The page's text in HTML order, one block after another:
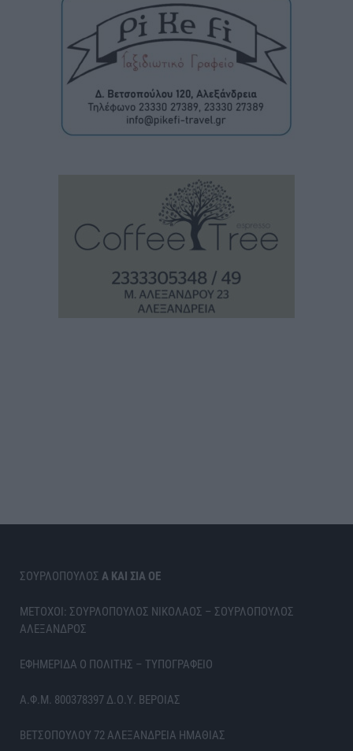
ΣΟΥΡΛΟΠΟΥΛΟΣ Α ΚΑΙ ΣΙΑ ΟΕ
ΜΕΤΟΧΟΙ: ΣΟΥΡΛΟΠΟΥΛΟΣ ΝΙΚΟΛΑΟΣ – ΣΟΥΡΛΟΠΟΥΛΟΣ
ΑΛΕΞΑΝΔΡΟΣ
ΕΦΗΜΕΡΙΔΑ Ο ΠΟΛΙΤΗΣ – ΤΥΠΟΓΡΑΦΕΙΟ
Α.Φ.Μ. 800378397 Δ.Ο.Υ. ΒΕΡΟΙΑΣ
ΒΕΤΣΟΠΟΥΛΟΥ 72 ΑΛΕΞΑΝΔΡΕΙΑ ΗΜΑΘΙΑΣ